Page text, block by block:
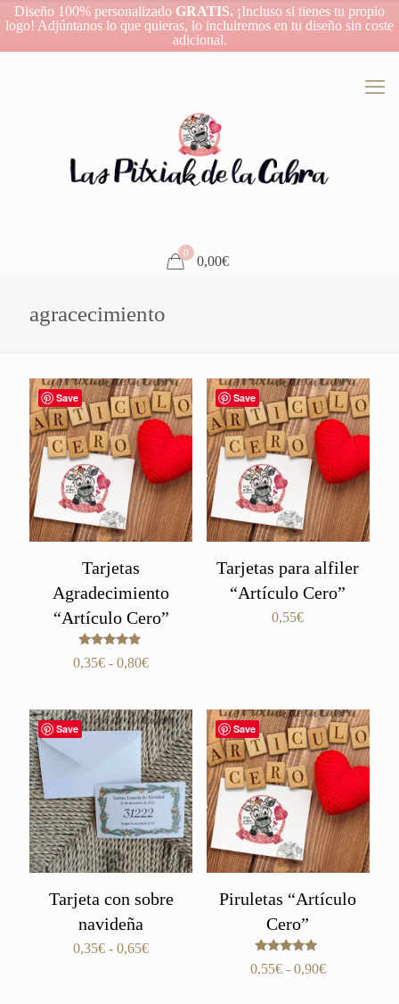
Diseño 100% personalizado GRATIS. ¡Incluso si tienes tu propio
logo! Adjúntanos lo que quieras, lo incluiremos en tu diseño sin coste
adicional.
0
0,00€
agracecimiento
Save
Tarjetas
Agradecimiento
“Artículo Cero”
Valorado
con
0,35€ - 0,80€Rango
desde
0,35€
hasta
0,80€
Save
Tarjetas para alfiler
“Artículo Cero”
0,55€
Save
Tarjeta con sobre
navideña
0,35€ - 0,65€Rango
Save
Piruletas “Artículo
Cero”
Valorado
con
0,55€ - 0,90€Rango